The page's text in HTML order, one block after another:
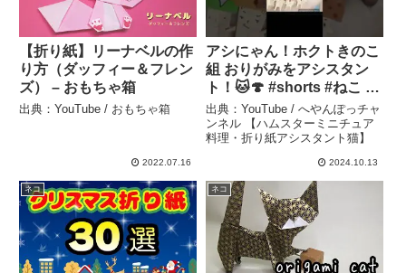
【折り紙】リーナベルの作
り方（ダッフィー＆フレン
ズ） – おもちゃ箱
出典：YouTube / おもちゃ箱
2022.07.16
アシにゃん！ホクトきのこ
組 おりがみをアシスタン
ト！🐱🍄 #shorts #ねこ #
猫動画 #折り紙 #アシにゃ
ん #へやんぽっチャンネル
– へやんぽっチャンネル
【ハムスターミニチュア料
理・折り紙アシスタント
猫】
出典：YouTube / へやんぽっチャ
ンネル 【ハムスターミニチュア
料理・折り紙アシスタント猫】
2024.10.13
ネコ ネコ